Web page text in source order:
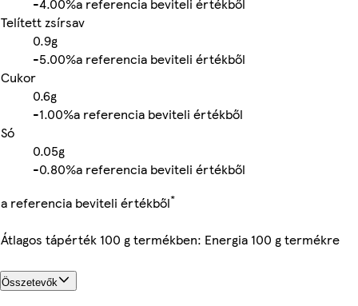
Telített zsírsav
0.9g
-5.00%a referencia beviteli értékből
Cukor
0.6g
-1.00%a referencia beviteli értékből
Só
0.05g
-0.80%a referencia beviteli értékből
a referencia beviteli értékből*
Átlagos tápérték 100 g termékben: Energia 100 g termékre
Összetevők